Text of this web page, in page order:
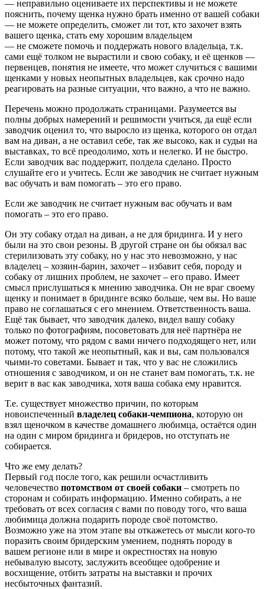
— неправильно оцениваете их перспективы и не можете
пояснить, почему щенка нужно брать именно от вашей собаки
— не можете определить, сможет ли тот, кто захочет взять
вашего щенка, стать ему хорошим владельцем
— не сможете помочь и поддержать нового владельца, т.к.
сами ещё толком не вырастили и свою собаку, и её щенков —
первенцев, понятия не имеете, что может случиться с вашими
щенками у новых неопытных владельцев, как срочно надо
реагировать на разные ситуации, что важно, а что не важно.
Перечень можно продолжать страницами. Разумеется вы
полны добрых намерений и решимости учиться, да ещё если
заводчик оценил то, что выросло из щенка, которого он отдал
вам на диван, а не оставил себе, так же высоко, как и судьи на
выставках, то всё преодолимо, хоть и нелегко. И не быстро.
Если заводчик вас поддержит, полдела сделано. Просто
слушайте его и учитесь. Если же заводчик не считает нужным
вас обучать и вам помогать – это его право.
Если же заводчик не считает нужным вас обучать и вам
помогать – это его право.
Он эту собаку отдал на диван, а не для бридинга. И у него
были на это свои резоны. В другой стране он бы обязал вас
стерилизовать эту собаку, но у нас это невозможно, у нас
владелец – хозяин-барин, захочет – избавит себя, породу и
собаку от лишних проблем, не захочет – его право. Имеет
смысл прислушаться к мнению заводчика. Он не враг своему
щенку и понимает в бридинге всяко больше, чем вы. Но ваше
право не соглашаться с его мнением. Ответственность ваша.
Ещё так бывает, что заводчик далеко, видел вашу собаку
только по фотографиям, посоветовать для неё партнёра не
может потому, что рядом с вами ничего подходящего нет, или
потому, что такой же неопытный, как и вы, сам пользовался
чьими-то советами. Бывает и так, что у вас не сложились
отношения с заводчиком, и он не станет вам помогать, т.к. не
верит в вас как заводчика, хотя ваша собака ему нравится.
Т.е. существует множество причин, по которым
новоиспеченный владелец собаки-чемпиона, которую он
взял щеночком в качестве домашнего любимца, остаётся один
на один с миром бридинга и бридеров, но отступать не
собирается.
Что же ему делать?
Первый год после того, как решили осчастливить
человечество потомством от своей собаки – смотреть по
сторонам и собирать информацию. Именно собирать, а не
требовать от всех согласия с вами по поводу того, что ваша
любимица должна подарить породе своё потомство.
Возможно уже на этом этапе вы откажетесь от мысли кого-то
поразить своим бридерским умением, поднять породу в
вашем регионе или в мире и окрестностях на новую
небывалую высоту, заслужить всеобщее одобрение и
восхищение, отбить затраты на выставки и прочих
несбыточных фантазий.